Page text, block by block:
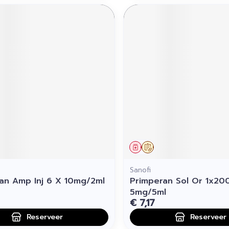
Amp Inj 6 X 10mg/2ml
Reserveer
Op voorschrift
Geneesmiddel
Sanofi
Primperan Sol Or
5mg/5ml
€ 7,17
Reserveer